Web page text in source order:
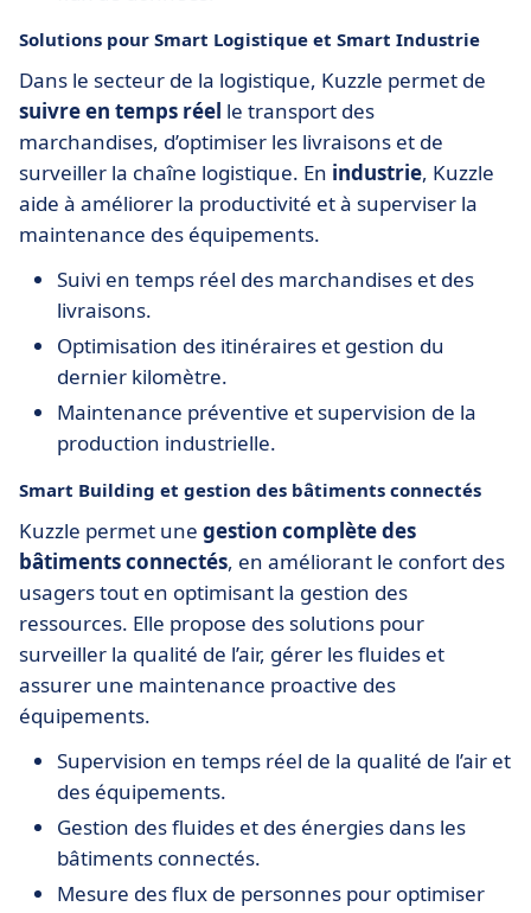
Solutions pour Smart Logistique et Smart Industrie
Dans le secteur de la logistique, Kuzzle permet de
suivre en temps réel le transport des
marchandises, d’optimiser les livraisons et de
surveiller la chaîne logistique. En industrie, Kuzzle
aide à améliorer la productivité et à superviser la
maintenance des équipements.
Suivi en temps réel des marchandises et des
livraisons.
Optimisation des itinéraires et gestion du
dernier kilomètre.
Maintenance préventive et supervision de la
production industrielle.
Smart Building et gestion des bâtiments connectés
Kuzzle permet une gestion complète des
bâtiments connectés, en améliorant le confort des
usagers tout en optimisant la gestion des
ressources. Elle propose des solutions pour
surveiller la qualité de l’air, gérer les fluides et
assurer une maintenance proactive des
équipements.
Supervision en temps réel de la qualité de l’air et
des équipements.
Gestion des fluides et des énergies dans les
bâtiments connectés.
Mesure des flux de personnes pour optimiser